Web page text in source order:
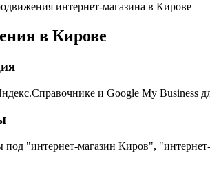
интернет-магазина в Кирове
в Кирове
и Google My Business
под "интернет-магазин Киров",